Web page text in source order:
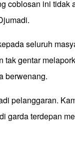
coblosan ini tidak
seluruh
tak gentar
berwenang.
pelanggaran.
garda terdepan